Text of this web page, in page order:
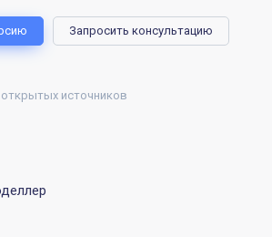
Запросить консультацию
источников